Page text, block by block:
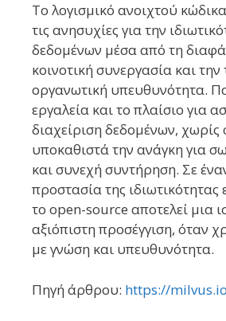
Το λογισμικό ανοιχτού
τις ανησυχίες για την
δεδομένων μέσα από τη
κοινοτική συνεργασία και την
οργανωτική υπευθυνότητα.
εργαλεία και το πλαίσιο για
διαχείριση δεδομένων,
υποκαθιστά την ανάγκη για
και συνεχή συντήρηση. Σε
προστασία της ιδιωτικότητας
το open-source αποτελεί μια
αξιόπιστη προσέγγιση, όταν
με γνώση και υπευθυνότητα.
Πηγή άρθρου: https://